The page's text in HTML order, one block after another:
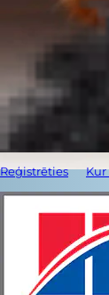
Reģistrēties Kur